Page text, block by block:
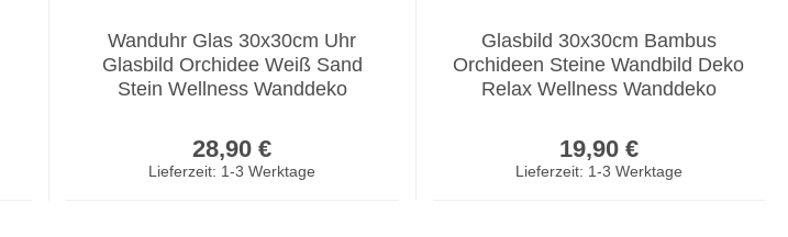
Wanduhr Glas 30x30cm Uhr
Glasbild Orchidee Weiß Sand
Stein Wellness Wanddeko
28,90 €
Lieferzeit: 1-3 Werktage
Glasbild 30x30cm Bambus
Orchideen Steine Wandbild Deko
Relax Wellness Wanddeko
19,90 €
Lieferzeit: 1-3 Werktage